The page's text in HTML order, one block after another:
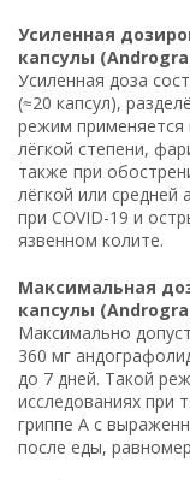
Усиленная
капсулы
Усиленная доза
(≈20 капсул),
режим применяется
лёгкой степени,
также при
лёгкой или средней
при COVID-19 и
язвенном колите.
Максимальная
капсулы
Максимально
360 мг
до 7 дней. Такой
исследованиях при
гриппе A с
после еды,